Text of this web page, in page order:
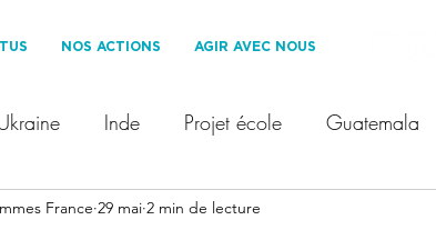
NOS ACTIONS AGIR AVEC NOUS
Inde Projet école Guatemala
Terre des Hommes France
France 29 mai 2 min de lecture